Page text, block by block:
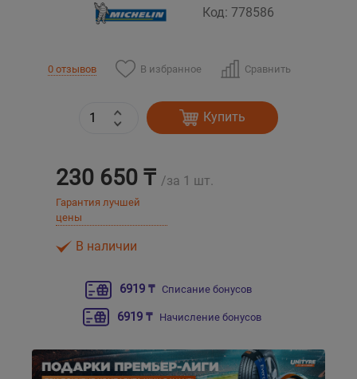
Код: 778586
0 отзывов В избранное Сравнить
Купить
230 650 ₸ /за 1 шт.
Гарантия лучшей
цены
В наличии
6919 ₸ Списание бонусов
6919 ₸ Начисление бонусов
Экибастуз
Бишкек